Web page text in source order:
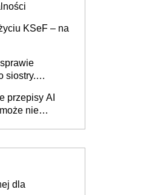
KSeF – na
siostry.
nie będzie
przepisy AI
nie
dla